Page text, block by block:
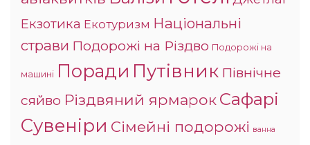
Екзотика Екотуризм Національні
страви Подорожі на Різдво Подорожі на
машині Поради Путівник Північне
сяйво Різдвяний ярмарокСафарі
Сувеніри Сімейні подорожі ванна